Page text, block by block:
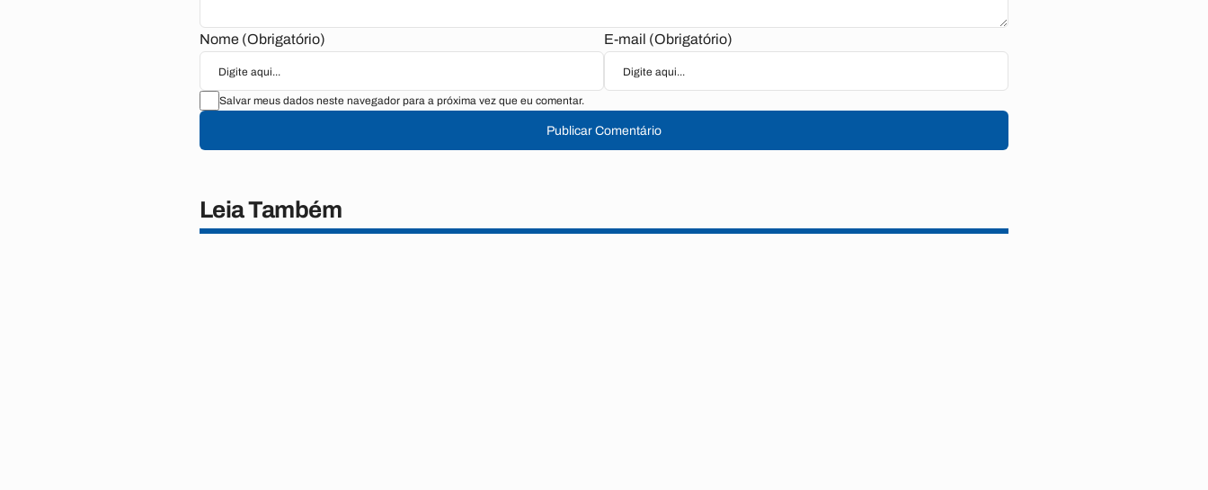
Nome (Obrigatório) E-mail (Obrigatório)
Salvar meus dados neste navegador para a próxima vez que eu comentar.
Publicar Comentário
Leia Também